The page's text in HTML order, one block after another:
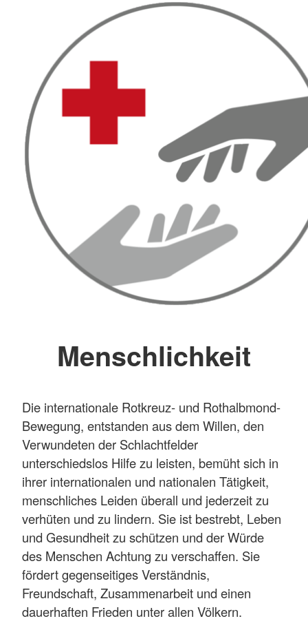
Menschlichkeit
Die internationale Rotkreuz- und Rothalbmond-
Bewegung, entstanden aus dem Willen, den
Verwundeten der Schlachtfelder
unterschiedslos Hilfe zu leisten, bemüht sich in
ihrer internationalen und nationalen Tätigkeit,
menschliches Leiden überall und jederzeit zu
verhüten und zu lindern. Sie ist bestrebt, Leben
und Gesundheit zu schützen und der Würde
des Menschen Achtung zu verschaffen. Sie
fördert gegenseitiges Verständnis,
Freundschaft, Zusammenarbeit und einen
dauerhaften Frieden unter allen Völkern.